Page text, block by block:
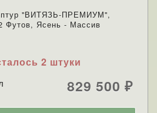
"ВИТЯЗЬ-ПРЕМИУМ",
Футов, Ясень - Массив
2 штуки
829 500 ₽